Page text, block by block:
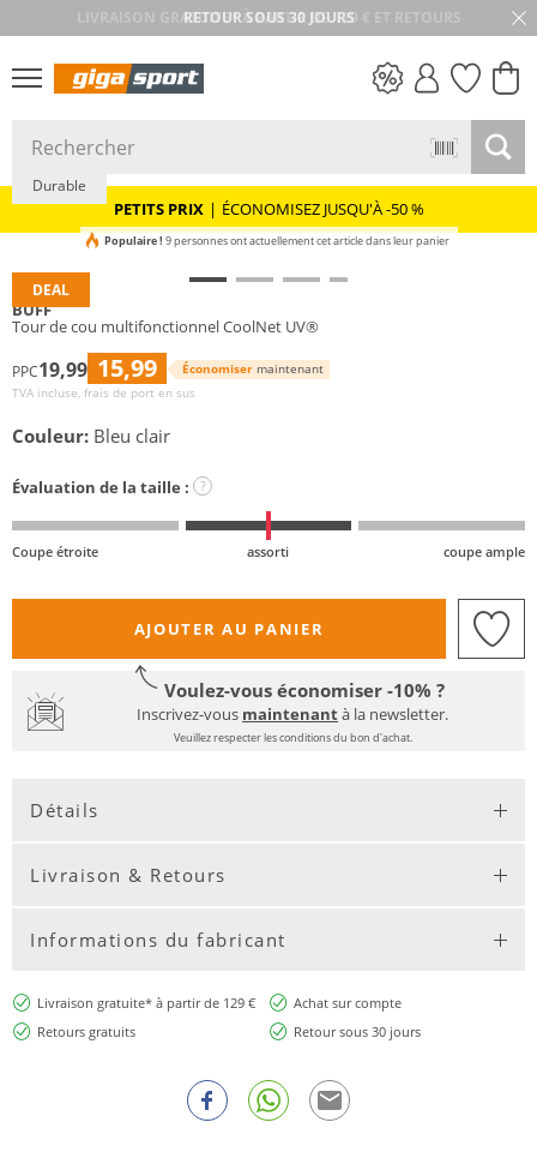
RETOUR SOUS 30 JOURS
PETITS PRIX
PETITS PRIX | ÉCONOMISEZ JUSQU'À -50 %
DEAL
Durable
Populaire ! 9 personnes ont actuellement cet article dans leur panier
BUFF
Tour de cou multifonctionnel CoolNet UV®
PPC19,99 15,99 Économiser maintenant
TVA incluse, frais de port en sus
Couleur: Bleu clair
Évaluation de la taille : ?
Coupe étroite assorti coupe ample
AJOUTER AU PANIER
Voulez-vous économiser -10% ?
Inscrivez-vous maintenantà la newsletter.
Veuillez respecter les conditions du bon d'achat.
Détails
Livraison & Retours
Informations du fabricant
Livraison gratuite* à partir de 129 €
Achat sur compte
Retours gratuits
Retour sous 30 jours